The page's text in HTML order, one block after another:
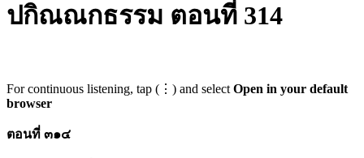
ปกิณณกธรรม ตอนที่ 314
For continuous listening, tap (⋮) and select Open in your default
browser
ตอนที่ ๓๑๔